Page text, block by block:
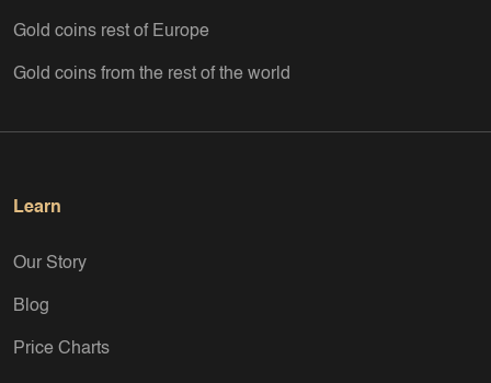
Gold coins rest of Europe
Gold coins from the rest of the world
Learn
Our Story
Blog
Price Charts